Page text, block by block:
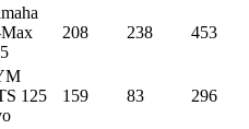
208 238 453
125
159 83 296